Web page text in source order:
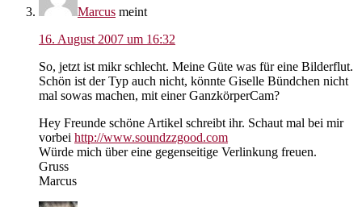
Marcus meint
16. August 2007 um 16:32
So, jetzt ist mikr schlecht. Meine Güte was für eine Bilderflut.
Schön ist der Typ auch nicht, könnte Giselle Bündchen nicht
mal sowas machen, mit einer GanzkörperCam?
Hey Freunde schöne Artikel schreibt ihr. Schaut mal bei mir
vorbei http://www.soundzzgood.com
Würde mich über eine gegenseitige Verlinkung freuen.
Gruss
Marcus